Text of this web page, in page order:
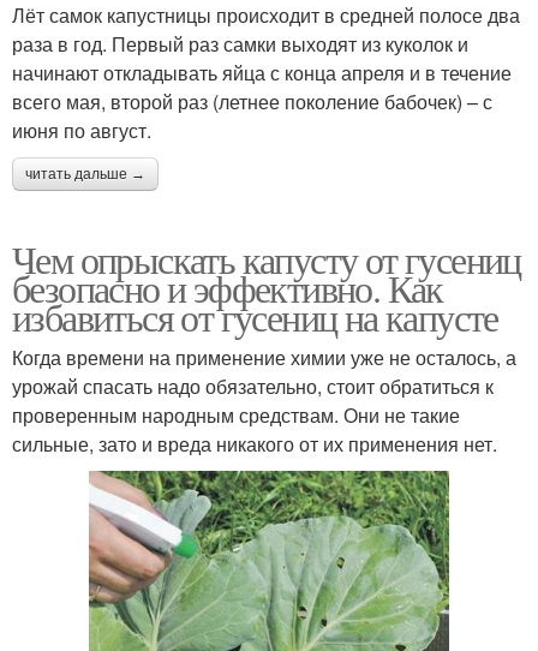
Лёт самок капустницы происходит в средней полосе два
раза в год. Первый раз самки выходят из куколок и
начинают откладывать яйца с конца апреля и в течение
всего мая, второй раз (летнее поколение бабочек) – с
июня по август.
читать дальше →
Чем опрыскать капусту от гусениц
безопасно и эффективно. Как
избавиться от гусениц на капусте
Когда времени на применение химии уже не осталось, а
урожай спасать надо обязательно, стоит обратиться к
проверенным народным средствам. Они не такие
сильные, зато и вреда никакого от их применения нет.